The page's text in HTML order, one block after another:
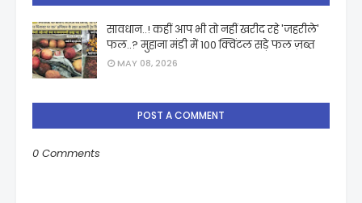
सावधान..! कहीं आप भी तो नहीं खरीद रहे 'जहरीले'
फल..? मुहाना मंडी में 100 क्विंटल सड़े फल ज़ब्त
MAY 08, 2026
POST A COMMENT
0 Comments